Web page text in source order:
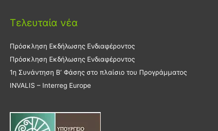
Τελευταία νέα
Πρόσκληση Εκδήλωσης Ενδιαφέροντος
Πρόσκληση Εκδήλωσης Ενδιαφέροντος
1η Συνάντηση Β’ Φάσης στο πλαίσιο του Προγράμματος
INVALIS – Interreg Europe